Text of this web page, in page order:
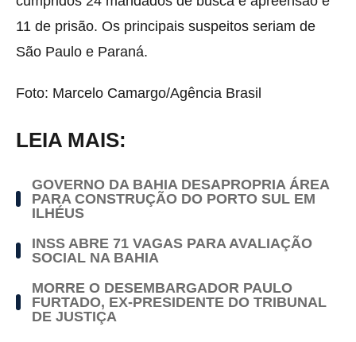
11 de prisão. Os principais suspeitos seriam de
São Paulo e Paraná.
Foto: Marcelo Camargo/Agência Brasil
LEIA MAIS:
GOVERNO DA BAHIA DESAPROPRIA ÁREA
PARA CONSTRUÇÃO DO PORTO SUL EM
ILHÉUS
INSS ABRE 71 VAGAS PARA AVALIAÇÃO
SOCIAL NA BAHIA
MORRE O DESEMBARGADOR PAULO
FURTADO, EX-PRESIDENTE DO TRIBUNAL
DE JUSTIÇA